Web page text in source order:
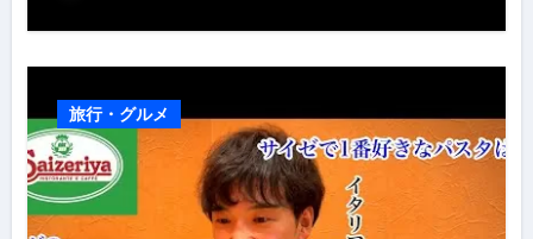
旅行・グルメ